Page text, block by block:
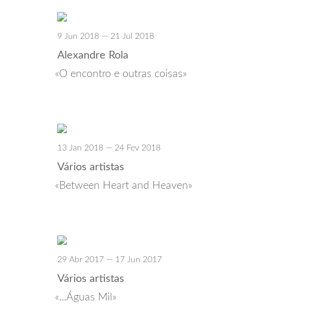
9 Jun 2018 — 21 Jul 2018
Alexandre Rola
O encontro e outras coisas
13 Jan 2018 — 24 Fev 2018
Vários artistas
Between Heart and Heaven
29 Abr 2017 — 17 Jun 2017
Vários artistas
...Águas Mil